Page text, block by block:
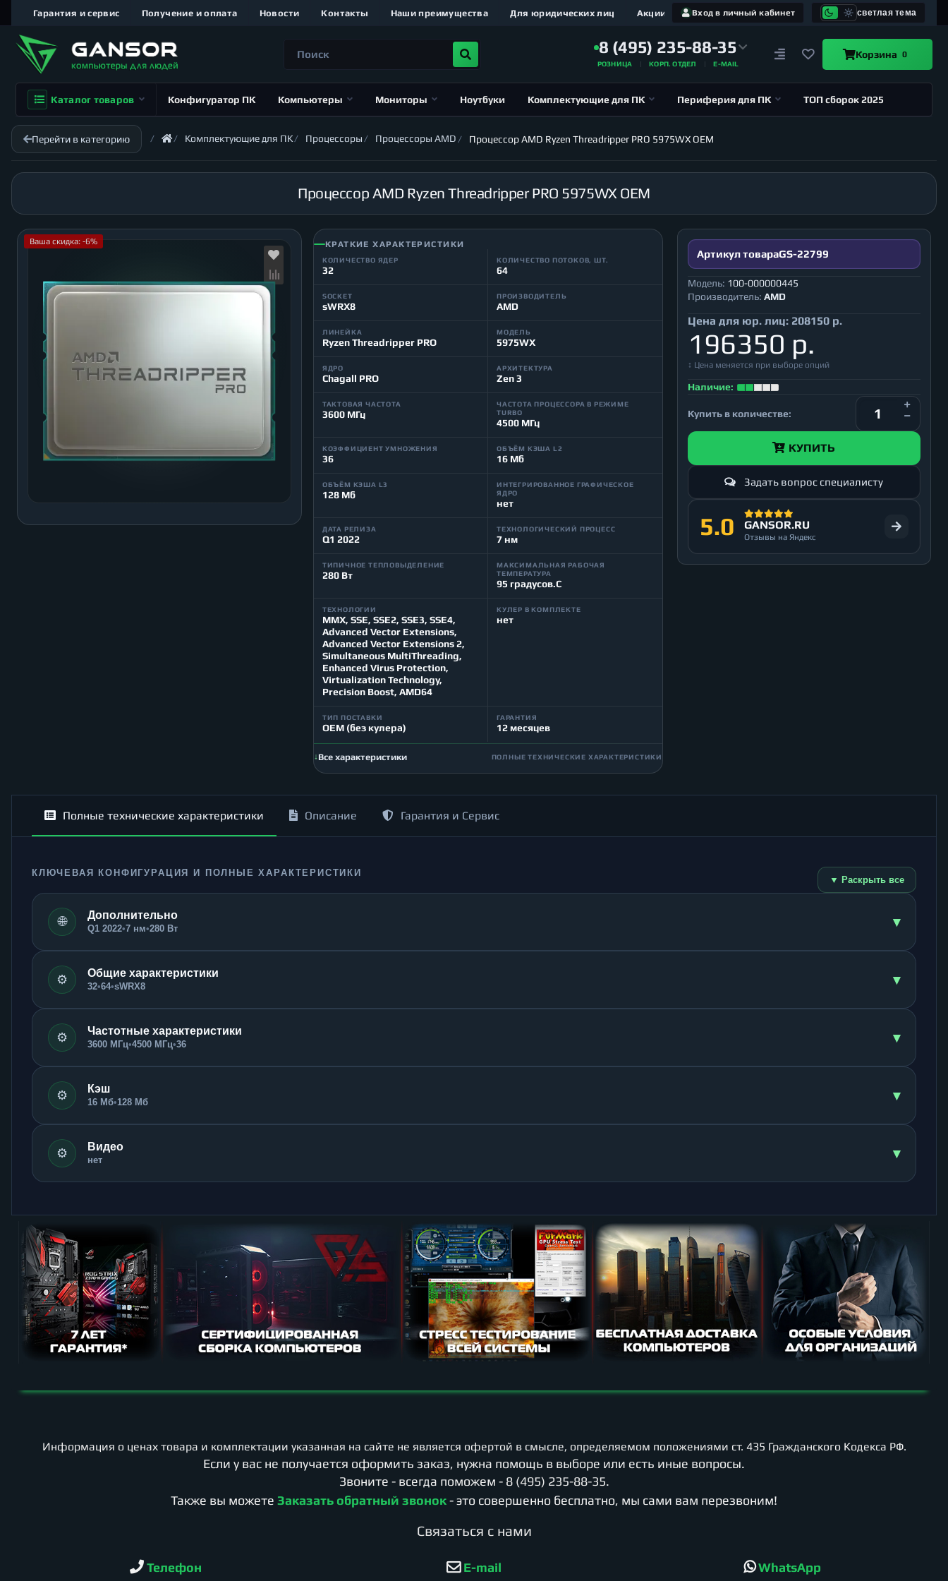
Вход в личный кабинет светлая тема
Гарантия и сервис Получение и оплата Новости Контакты Наши преимущества Для юридических лиц Акции
8 (495) 235-88-35
РОЗНИЦА КОРП. ОТДЕЛ E-MAIL
Корзина 0
Каталог товаров Конфигуратор ПК Компьютеры Мониторы Ноутбуки Комплектующие для ПК Периферия для ПК ТОП сборок 2025
Перейти в категорию Комплектующие для ПК Процессоры Процессоры AMD Процессор AMD Ryzen Threadripper PRO 5975WX OEM
Процессор AMD Ryzen Threadripper PRO 5975WX OEM
Ваша скидка: -6% КРАТКИЕ ХАРАКТЕРИСТИКИ
КОЛИЧЕСТВО ЯДЕР
32
КОЛИЧЕСТВО ПОТОКОВ, ШТ.
64
SOCKET
sWRX8
ПРОИЗВОДИТЕЛЬ
AMD
ЛИНЕЙКА
Ryzen Threadripper PRO
МОДЕЛЬ
5975WX
ЯДРО
Chagall PRO
АРХИТЕКТУРА
Zen 3
ТАКТОВАЯ ЧАСТОТА
3600 МГц
ЧАСТОТА ПРОЦЕССОРА В РЕЖИМЕ
TURBO
4500 МГц
КОЭФФИЦИЕНТ УМНОЖЕНИЯ
36
ОБЪЁМ КЭША L2
16 Мб
ОБЪЁМ КЭША L3
128 Мб
ИНТЕГРИРОВАННОЕ ГРАФИЧЕСКОЕ
ЯДРО
нет
ДАТА РЕЛИЗА
Q1 2022
ТЕХНОЛОГИЧЕСКИЙ ПРОЦЕСС
7 нм
ТИПИЧНОЕ ТЕПЛОВЫДЕЛЕНИЕ
280 Вт
МАКСИМАЛЬНАЯ РАБОЧАЯ
ТЕМПЕРАТУРА
95 градусов.C
ТЕХНОЛОГИИ
MMX, SSE, SSE2, SSE3, SSE4,
Advanced Vector Extensions,
Advanced Vector Extensions 2,
Simultaneous MultiThreading,
Enhanced Virus Protection,
Virtualization Technology,
Precision Boost, AMD64
КУЛЕР В КОМПЛЕКТЕ
нет
ТИП ПОСТАВКИ
OEM (без кулера)
ГАРАНТИЯ
12 месяцев
Все характеристики ПОЛНЫЕ ТЕХНИЧЕСКИЕ ХАРАКТЕРИСТИКИ
Артикул товараGS-22799
Модель: 100-000000445
Производитель: AMD
Цена для юр. лиц: 208150 р.
196350 р.
↕ Цена меняется при выборе опций
Наличие:
Купить в количестве:
КУПИТЬ
Задать вопрос специалисту
5.0 GANSOR.RU
Отзывы на Яндекс
Полные технические характеристики Описание Гарантия и Сервис
КЛЮЧЕВАЯ КОНФИГУРАЦИЯ И ПОЛНЫЕ ХАРАКТЕРИСТИКИ
▼ Раскрыть все
🌐 Дополнительно
Q1 2022•7 нм•280 Вт ▾
⚙️ Общие характеристики
32•64•sWRX8 ▾
⚙️ Частотные характеристики
3600 МГц•4500 МГц•36 ▾
⚙️ Кэш
16 Мб•128 Мб ▾
⚙️ Видео
нет ▾
Информация о ценах товара и комплектации указанная на сайте не является офертой в смысле, определяемом положениями ст. 435 Гражданского Кодекса РФ.
Если у вас не получается оформить заказ, нужна помощь в выборе или есть иные вопросы.
Звоните - всегда поможем - 8 (495) 235-88-35.
Также вы можете Заказать обратный звонок- это совершенно бесплатно, мы сами вам перезвоним!
Cвязаться с нами
Телефон
E-mail
WhatsApp